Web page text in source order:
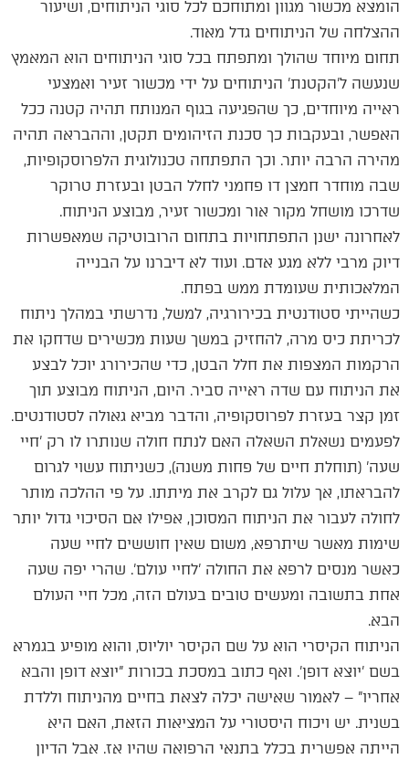
הומצא מכשור מגוון ומתוחכם לכל סוגי הניתוחים, ושיעור
ההצלחה של הניתוחים גדל מאוד.
תחום מיוחד שהולך ומתפתח בכל סוגי הניתוחים הוא המאמץ
שנעשה ל'הקטנת' הניתוחים על ידי מכשור זעיר ואמצעי
ראייה מיוחדים, כך שהפגיעה בגוף המנותח תהיה קטנה ככל
האפשר, ובעקבות כך סכנת הזיהומים תקטן, וההבראה תהיה
מהירה הרבה יותר. וכך התפתחה טכנולוגית הלפרוסקופיות,
שבה מוחדר חמצן דו פחמני לחלל הבטן ובעזרת טרוקר
שדרכו מושחל מקור אור ומכשור זעיר, מבוצע הניתוח.
לאחרונה ישנן התפתחויות בתחום הרובוטיקה שמאפשרות
דיוק מרבי ללא מגע אדם. ועוד לא דיברנו על הבנייה
המלאכותית שעומדת ממש בפתח.
כשהייתי סטודנטית בכירורגיה, למשל, נדרשתי במהלך ניתוח
לכריתת כיס מרה, להחזיק במשך שעות מכשירים שדחקו את
הרקמות המצפות את חלל הבטן, כדי שהכירורג יוכל לבצע
את הניתוח עם שדה ראייה סביר. היום, הניתוח מבוצע תוך
זמן קצר בעזרת לפרוסקופיה, והדבר מביא גאולה לסטודנטים.
לפעמים נשאלת השאלה האם לנתח חולה שנותרו לו רק 'חיי
שעה' (תוחלת חיים של פחות משנה), כשניתוח עשוי לגרום
להבראתו, אך עלול גם לקרב את מיתתו. על פי ההלכה מותר
לחולה לעבור את הניתוח המסוכן, אפילו אם הסיכוי גדול יותר
שימות מאשר שיתרפא, משום שאין חוששים לחיי שעה
כאשר מנסים לרפא את החולה 'לחיי עולם'. שהרי יפה שעה
אחת בתשובה ומעשים טובים בעולם הזה, מכל חיי העולם
הבא.
הניתוח הקיסרי הוא על שם הקיסר יוליוס, והוא מופיע בגמרא
בשם 'יוצא דופן'. ואף כתוב במסכת בכורות "יוצא דופן והבא
אחריו" – לאמור שאישה יכלה לצאת בחיים מהניתוח וללדת
בשנית. יש ויכוח היסטורי על המציאות הזאת, האם היא
הייתה אפשרית בכלל בתנאי הרפואה שהיו אז. אבל הדיון